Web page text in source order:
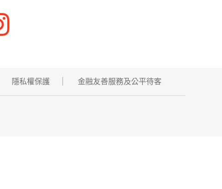
隱私權保護 金融友善服務及公平待客